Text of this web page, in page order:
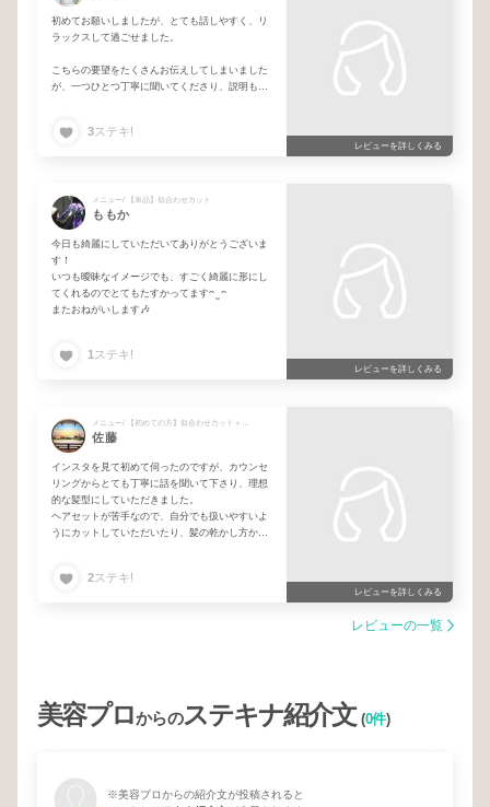
初めてお願いしましたが、とても話しやすく、リ
ラックスして過ごせました。
こちらの要望をたくさんお伝えしてしまいました
が、一つひとつ丁寧に聞いてくださり、説明もと
正直、インスタでよく見る「似合わせ」という言
した。
不器用な私に合わせて簡単なスタイリングの仕方
も教えて下さいました！
フリーランスの美容師さんにお願いするのは初め
てでしたが、またぜひお願いしたいと思える素敵
な美容師さんでした。
3ステキ!
レビューを詳しくみる
メニュー/ 【単品】似合わせカット
ももか
今日も綺麗にしていただいてありがとうございま
す！
いつも曖昧なイメージでも、すごく綺麗に形にし
てくれるのでとてもたすかってます‎ᴖ ̫ ᴖ
またおねがいします🎶
1 ステキ!
レビューを詳しくみる
佐藤
インスタを見て初めて伺ったのですが、カウンセ
リングからとても丁寧に話を聞いて下さり、理想
的な髪型にしていただきました。
ヘアセットが苦手なので、自分でも扱いやすいよ
うにカットしていただいたり、髪の乾かし方から
トリートメントで髪もさらさらつやつやになって
2ステキ!
レビューを詳しくみる
レビューの一覧
美容プロからのステキナ紹介文(0件)
※美容プロからの紹介文が投稿されると